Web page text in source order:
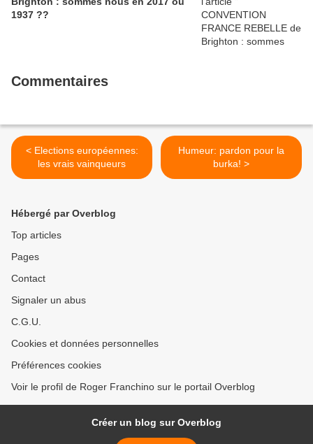
1937 ??
Commentaires
< Elections européennes:
les vrais vainqueurs
Humeur: pardon pour la
burka! >
Hébergé par Overblog
Top articles
Pages
Contact
Signaler un abus
C.G.U.
Cookies et données personnelles
Préférences cookies
Voir le profil de Roger Franchino sur le portail Overblog
Créer un blog sur Overblog